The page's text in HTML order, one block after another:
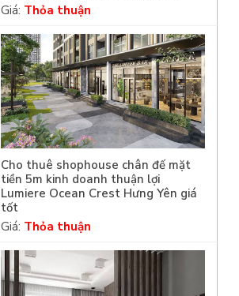
Giá: Thỏa thuận
Cho thuê shophouse chân đế mặt
tiền 5m kinh doanh thuận lợi
Lumiere Ocean Crest Hưng Yên giá
tốt
Giá: Thỏa thuận